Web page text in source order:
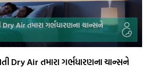
Dry Air તમારા ગર્ભધારણના ચાન્સને